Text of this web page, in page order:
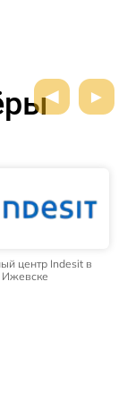
центр Indesit в
Ижевске